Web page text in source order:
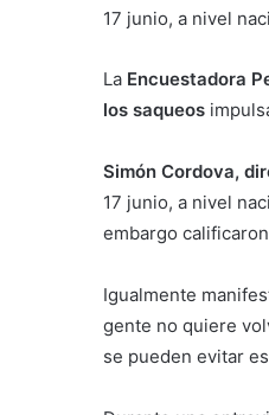
17 junio, a nivel
La Encuestadora
los saqueos
Simón Cordova,
17 junio, a nivel
embargo calificaron
Igualmente
gente no quiere
se pueden evitar